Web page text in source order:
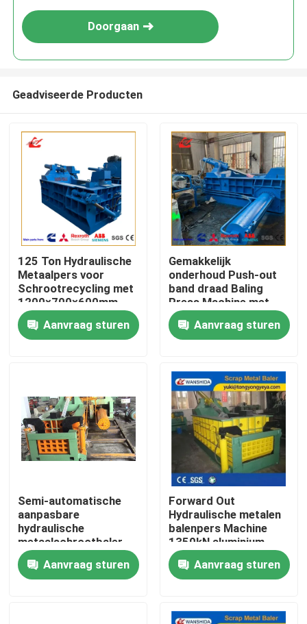
Producten
Over ons
Kwaliteitscontrole
Neem contact met ons op
Gevallen
Vraag een offerte
Doorgaan
Geadviseerde Producten
125 Ton Hydraulische
Metaalpers voor
Schrootrecycling met
1200×700×600mm
Kamer
Aanvraag sturen
Gemakkelijk
onderhoud Push-out
band draad Baling
Press Machine met
PLC-besturing voor
een betere ROI in
banden recycling
Aanvraag sturen
Semi-automatische
aanpasbare
hydraulische
metaalschrootbaler
met een hoge
dichtheid voor
recyclingcentra
Aanvraag sturen
Forward Out
Hydraulische metalen
balenpers Machine
1350kN aluminium
schrootpers
Aanvraag sturen